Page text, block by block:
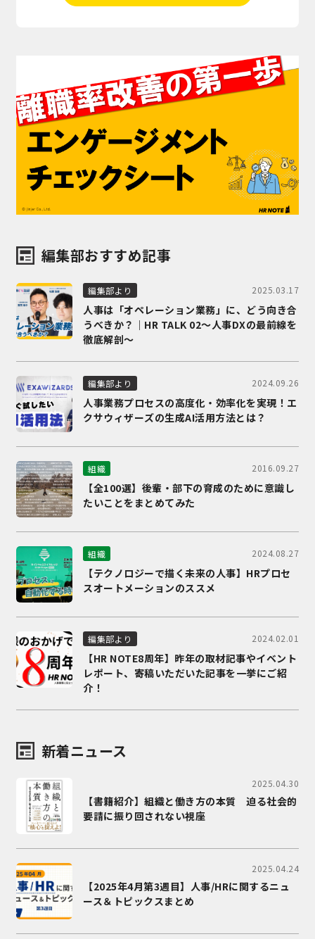
編集部おすすめ記事
編集部より 2025.03.17
人事は「オペレーション業務」に、どう向き合
うべきか？｜HR TALK 02～人事DXの最前線を
徹底解剖～
編集部より 2024.09.26
人事業務プロセスの高度化・効率化を実現！エ
クサウィザーズの生成AI活用方法とは？
組織 2016.09.27
【全100選】後輩・部下の育成のために意識し
たいことをまとめてみた
組織 2024.08.27
【テクノロジーで描く未来の人事】HRプロセ
スオートメーションのススメ
編集部より 2024.02.01
【HR NOTE8周年】昨年の取材記事やイベント
レポート、寄稿いただいた記事を一挙にご紹
介！
新着ニュース
2025.04.30
【書籍紹介】組織と働き方の本質 迫る社会的
要請に振り回されない視座
2025.04.24
【2025年4月第3週目】人事/HRに関するニュ
ース＆トピックスまとめ